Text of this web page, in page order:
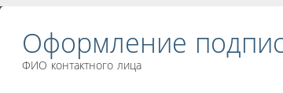
Оформление
ФИО контактного лица